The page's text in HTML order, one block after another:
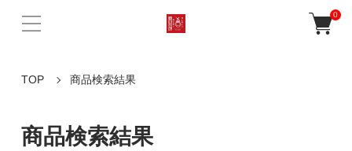
0
TOP 商品検索結果
商品検索結果